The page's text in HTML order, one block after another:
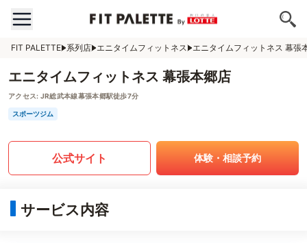
FIT PALETTE 系列店 エニタイムフィットネス エニタイムフィットネス 幕張
エニタイムフィットネス 幕張本郷店
アクセス: JR総武本線幕張本郷駅徒歩7分
スポーツジム
公式サイト 体験・相談予約
サービス内容